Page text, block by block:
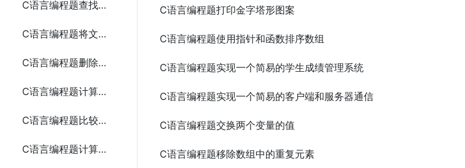
C语言编程题查找文本文件中的某个单词
C语言编程题将文本文件中的所有字母转换为大写
C语言编程题删除文本文件中的所有空行
C语言编程题计算二进制文件中的整数之和
C语言编程题比较两个文本文件是否相同
C语言编程题计算两个矩阵的和
C语言编程题打印金字塔形图案
C语言编程题使用指针和函数排序数组
C语言编程题实现一个简易的学生成绩管理系统
C语言编程题实现一个简易的客户端和服务器通信
C语言编程题交换两个变量的值
C语言编程题移除数组中的重复元素